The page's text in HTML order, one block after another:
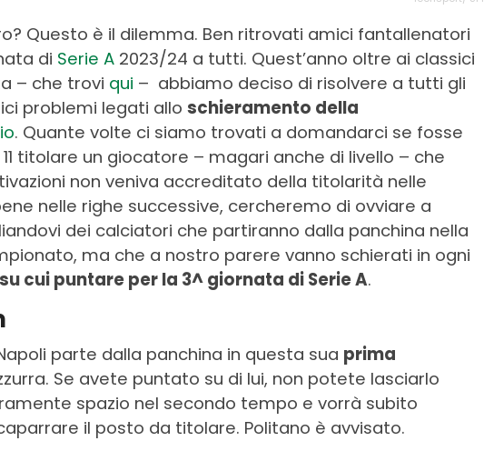
Questo è il dilemma. Ben ritrovati amici fantallenatori
di Serie A 2023/24 a tutti. Quest’anno oltre ai classici
– che trovi qui – abbiamo deciso di risolvere a tutti gli
problemi legati allo schieramento della
. Quante volte ci siamo trovati a domandarci se fosse
titolare un giocatore – magari anche di livello – che
non veniva accreditato della titolarità nelle
nelle righe successive, cercheremo di ovviare a
dei calciatori che partiranno dalla panchina nella
ma che a nostro parere vanno schierati in ogni
cui puntare per la 3^ giornata di Serie A.
parte dalla panchina in questa sua prima
Se avete puntato su di lui, non potete lasciarlo
spazio nel secondo tempo e vorrà subito
il posto da titolare. Politano è avvisato.